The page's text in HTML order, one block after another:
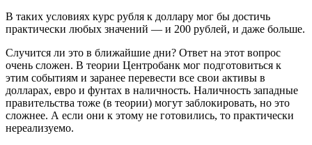
В таких условиях курс рубля к доллару мог бы достичь
практически любых значений — и 200 рублей, и даже больше.
Случится ли это в ближайшие дни? Ответ на этот вопрос
очень сложен. В теории Центробанк мог подготовиться к
этим событиям и заранее перевести все свои активы в
долларах, евро и фунтах в наличность. Наличность западные
правительства тоже (в теории) могут заблокировать, но это
сложнее. А если они к этому не готовились, то практически
нереализуемо.